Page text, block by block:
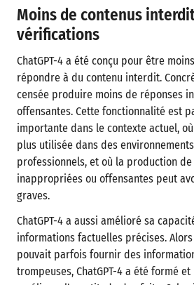
Moins de contenus
vérifications
ChatGPT-4 a été conçu pour être
répondre à du contenu interdit.
censée produire moins de réponses
offensantes. Cette fonctionnalité est
importante dans le contexte actuel,
plus utilisée dans des
professionnels, et où la production
inappropriées ou offensantes peut
graves.
ChatGPT-4 a aussi amélioré sa
informations factuelles précises. Alors
pouvait parfois fournir des
trompeuses, ChatGPT-4 a été formé